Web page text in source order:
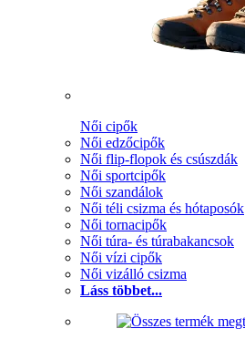
Női cipők
Női edzőcipők
Női flip-flopok és csúszdák
Női sportcipők
Női szandálok
Női téli csizma és hótaposók
Női tornacipők
Női túra- és túrabakancsok
Női vízi cipők
Női vizálló csizma
Láss többet...